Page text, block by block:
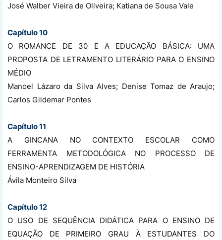
José Walber Vieira de Oliveira; Katiana de Sousa Vale
Capítulo 10
O ROMANCE DE 30 E A EDUCAÇÃO BÁSICA: UMA
PROPOSTA DE LETRAMENTO LITERÁRIO PARA O ENSINO
MÉDIO
Manoel Lázaro da Silva Alves; Denise Tomaz de Araujo;
Carlos Gildemar Pontes
Capítulo 11
A GINCANA NO CONTEXTO ESCOLAR COMO
FERRAMENTA METODOLÓGICA NO PROCESSO DE
ENSINO-APRENDIZAGEM DE HISTÓRIA
Ávila Monteiro Silva
Capítulo 12
O USO DE SEQUÊNCIA DIDÁTICA PARA O ENSINO DE
EQUAÇÃO DE PRIMEIRO GRAU À ESTUDANTES DO